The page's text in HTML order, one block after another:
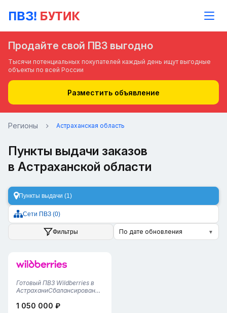
Продайте свой ПВЗ выгодно
Тысячи потенциальных покупателей каждый день ищут выгодные
объекты по всей России
Разместить объявление
Регионы Астраханская область
Пункты выдачи заказов
в Астраханской области
Пункты выдачи (1)
Сети ПВЗ (0)
Фильтры По дате обновления ▼
Готовый ПВЗ Wildberries в
АстраханиСбалансированное
дохода.Показатели:•
1 050 000 ₽